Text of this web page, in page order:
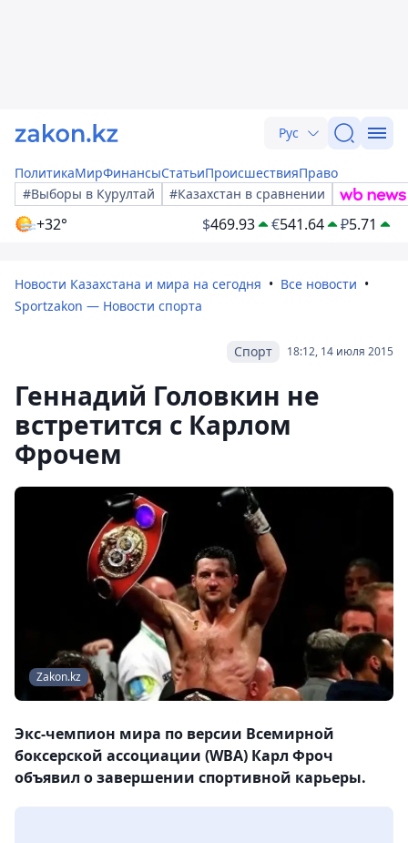
Рус
ПолитикаМирФинансыСтатьиПроисшествияПраво
#Выборы в Курултай
#Казахстан в сравнении
+32° $469.93 €541.64 ₽5.71
Новости Казахстана и мира на сегодня
Все новости
Sportzakon — Новости спорта
18:12, 14 июля 2015
Спорт
Геннадий Головкин не
встретится с Карлом
Фрочем
Zakon.kz
Экс-чемпион мира по версии Всемирной
боксерской ассоциации (WBA) Карл Фроч
объявил о завершении спортивной карьеры.